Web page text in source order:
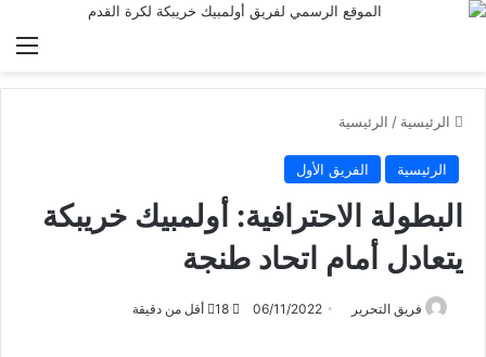
الرئيسية / الرئيسية
الرئيسية الفريق الأول
البطولة الاحترافية: أولمبيك خريبكة
يتعادل أمام اتحاد طنجة
فريق التحرير 06/11/2022 أقل من دقيقة